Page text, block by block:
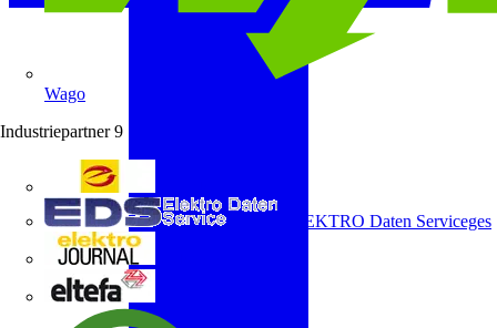
Wago
Industriepartner 9
ELEKTRO Daten Serviceges